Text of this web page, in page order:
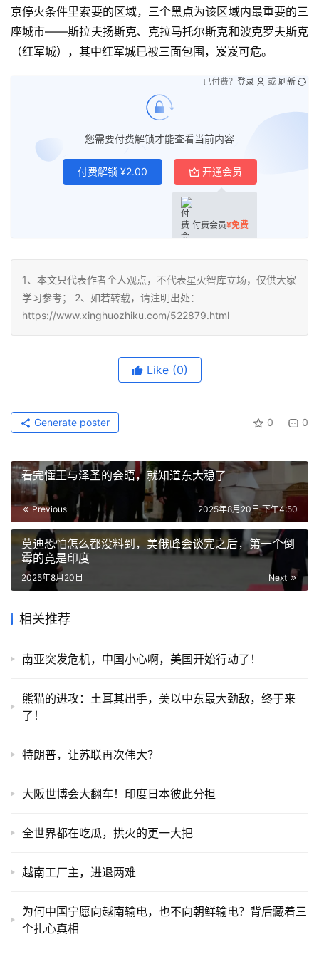
京停火条件里索要的区域，三个黑点为该区域内最重要的三
座城市——斯拉夫扬斯克、克拉马托尔斯克和波克罗夫斯克
（红军城），其中红军城已被三面包围，岌岌可危。
您需要付费解锁才能查看当前内容
付费解锁 ¥2.00 开通会员
付费会员¥免费
已付费？ 登录 或 刷新
1、本文只代表作者个人观点，不代表星火智库立场，仅供大家
学习参考； 2、如若转载，请注明出处：
https://www.xinghuozhiku.com/522879.html
Like (0)
0 0
Generate poster
看完懂王与泽圣的会晤，就知道东大稳了
Previous 2025年8月20日 下午4:50
莫迪恐怕怎么都没料到，美俄峰会谈完之后，第一个倒
霉的竟是印度
Next
2025年8月20日
相关推荐
南亚突发危机，中国小心啊，美国开始行动了！
熊猫的进攻：土耳其出手，美以中东最大劲敌，终于来
了！
特朗普，让苏联再次伟大？
大阪世博会大翻车！印度日本彼此分担
全世界都在吃瓜，拱火的更一大把
越南工厂主，进退两难
为何中国宁愿向越南输电，也不向朝鲜输电？背后藏着三
个扎心真相